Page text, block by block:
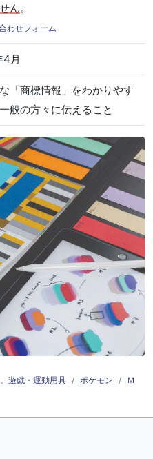
ん。
わせフォーム
4月
「商標情報」をわかりやす
般の方々に伝えること
遊戯・運動用具 ポケモン
Ｍ